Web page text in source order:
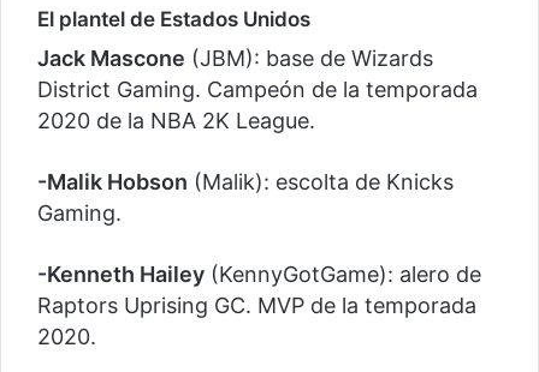
El plantel de Estados Unidos
Jack Mascone (JBM): base de Wizards
District Gaming. Campeón de la temporada
2020 de la NBA 2K League.
-Malik Hobson (Malik): escolta de Knicks
Gaming.
-Kenneth Hailey (KennyGotGame): alero de
Raptors Uprising GC. MVP de la temporada
2020.